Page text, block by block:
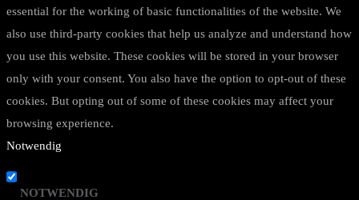
essential for the working of basic functionalities of the website. We
also use third-party cookies that help us analyze and understand how
you use this website. These cookies will be stored in your browser
only with your consent. You also have the option to opt-out of these
cookies. But opting out of some of these cookies may affect your
browsing experience.
Notwendig
NOTWENDIG